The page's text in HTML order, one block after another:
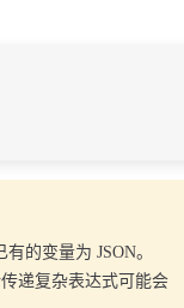
的变量为 JSON。
递复杂表达式可能会